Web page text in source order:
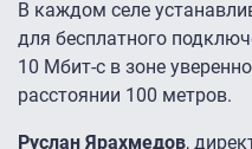
В каждом селе
для бесплатного
10 Мбит-с в зоне
расстоянии 100 метров.
Руслан Ярахмедов,